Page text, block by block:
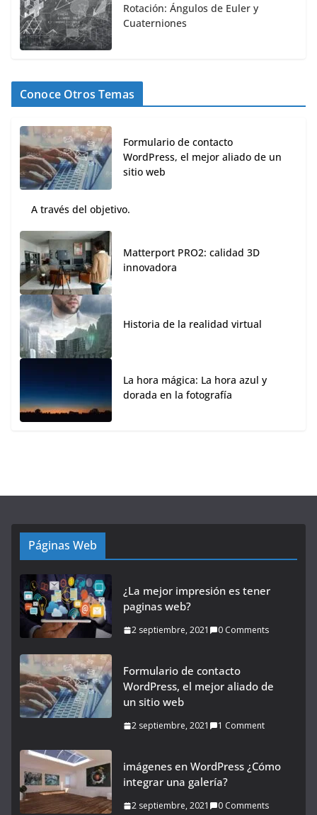
Rotación: Ángulos de Euler y
Cuaterniones
Conoce Otros Temas
Formulario de contacto
WordPress, el mejor aliado de un
sitio web
A través del objetivo.
Matterport PRO2: calidad 3D
innovadora
Historia de la realidad virtual
La hora mágica: La hora azul y
dorada en la fotografía
Páginas Web
¿La mejor impresión es tener
paginas web?
2 septiembre, 2021 0 Comments
Formulario de contacto
WordPress, el mejor aliado de
un sitio web
2 septiembre, 2021 1 Comment
imágenes en WordPress ¿Cómo
integrar una galería?
2 septiembre, 2021 0 Comments